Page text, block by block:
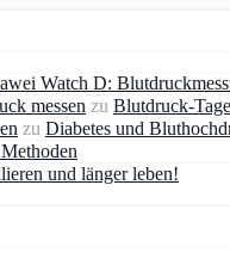
Watch D:
messen zu Blutdruck-
zu Diabetes und
und länger leben!